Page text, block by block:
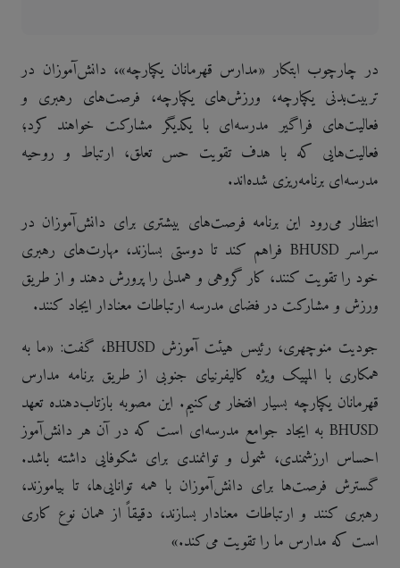
در چارچوب ابتکار «مدارس قهرمانان یکپارچه»، دانش‌آموزان در
تربیت‌بدنی یکپارچه، ورزش‌های یکپارچه، فرصت‌های رهبری و
فعالیت‌های فراگیر مدرسه‌ای با یکدیگر مشارکت خواهند کرد؛
فعالیت‌هایی که با هدف تقویت حس تعلق، ارتباط و روحیه
مدرسه‌ای برنامه‌ریزی شده‌اند.
انتظار می‌رود این برنامه فرصت‌های بیشتری برای دانش‌آموزان در
سراسر BHUSD فراهم کند تا دوستی بسازند، مهارت‌های رهبری
خود را تقویت کنند، کار گروهی و همدلی را پرورش دهند و از طریق
ورزش و مشارکت در فضای مدرسه ارتباطات معنادار ایجاد کنند.
جودیت منوچهری، رئیس هیئت آموزش BHUSD، گفت: «ما به
همکاری با المپیک ویژه کالیفرنیای جنوبی از طریق برنامه مدارس
قهرمانان یکپارچه بسیار افتخار می‌کنیم. این مصوبه بازتاب‌دهنده تعهد
BHUSD به ایجاد جوامع مدرسه‌ای است که در آن هر دانش‌آموز
احساس ارزشمندی، شمول و توانمندی برای شکوفایی داشته باشد.
گسترش فرصت‌ها برای دانش‌آموزان با همه توانایی‌ها، تا بیاموزند،
رهبری کنند و ارتباطات معنادار بسازند، دقیقاً از همان نوع کاری
است که مدارس ما را تقویت می‌کند.»